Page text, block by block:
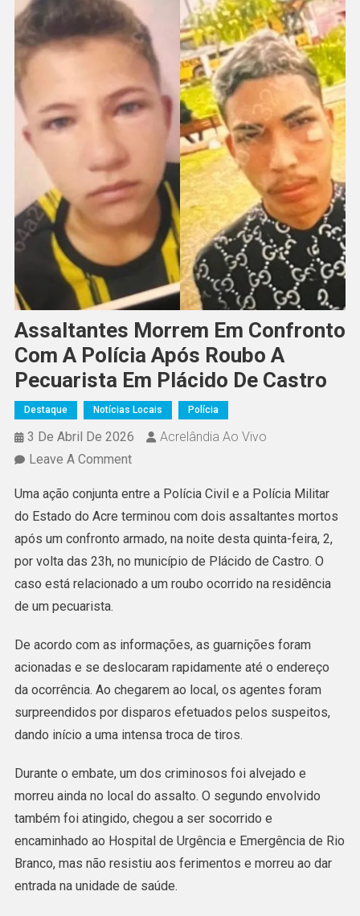
Assaltantes Morrem Em Confronto
Com A Polícia Após Roubo A
Pecuarista Em Plácido De Castro
Destaque Notícias Locais Polícia
3 De Abril De 2026
Acrelândia Ao Vivo
Leave A CommentOn
Confronto
Após
Roubo
A
Pecuarista
Em
De
Castro
Uma ação conjunta entre a Polícia Civil e a Polícia Militar
do Estado do Acre terminou com dois assaltantes mortos
após um confronto armado, na noite desta quinta-feira, 2,
por volta das 23h, no município de Plácido de Castro. O
caso está relacionado a um roubo ocorrido na residência
de um pecuarista.
De acordo com as informações, as guarnições foram
acionadas e se deslocaram rapidamente até o endereço
da ocorrência. Ao chegarem ao local, os agentes foram
surpreendidos por disparos efetuados pelos suspeitos,
dando início a uma intensa troca de tiros.
Durante o embate, um dos criminosos foi alvejado e
morreu ainda no local do assalto. O segundo envolvido
também foi atingido, chegou a ser socorrido e
encaminhado ao Hospital de Urgência e Emergência de Rio
Branco, mas não resistiu aos ferimentos e morreu ao dar
entrada na unidade de saúde.